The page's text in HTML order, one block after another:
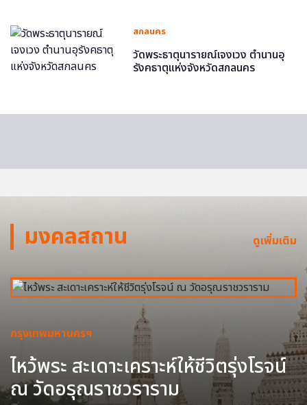
สกลนคร
วัดพระธาตุนารายณ์เจงเวง ตำนานอุ
รังคธาตุแห่งจังหวัดสกลนคร
มงคลสถาน ดูเพิ่มเติม
กรุงเทพมหานครฯ
ไหว้พระ สะเดาะเคราะห์ให้ชีวิตรุ่งโรจน์
ณ วัดอรุณราชวราราม